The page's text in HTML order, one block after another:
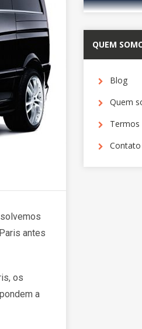
antes
os
a
QUEM
Blog
Quem
Termos
Contato